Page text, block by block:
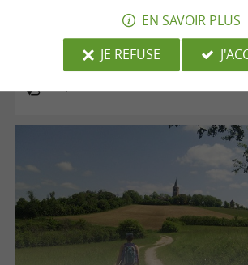
Cagnac-les-Mines
EN SAVOIR PLUS
JE REFUSE